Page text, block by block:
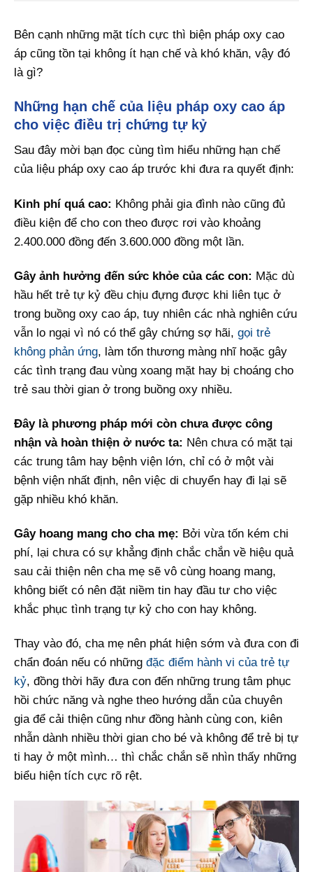
Bên cạnh những mặt tích cực thì biện pháp oxy cao
áp cũng tồn tại không ít hạn chế và khó khăn, vậy đó
là gì?
Những hạn chế của liệu pháp oxy cao áp
cho việc điều trị chứng tự kỷ
Sau đây mời bạn đọc cùng tìm hiểu những hạn chế
của liệu pháp oxy cao áp trước khi đưa ra quyết định:
Kinh phí quá cao: Không phải gia đình nào cũng đủ
điều kiện để cho con theo được rơi vào khoảng
2.400.000 đồng đến 3.600.000 đồng một lần.
Gây ảnh hưởng đến sức khỏe của các con: Mặc dù
hầu hết trẻ tự kỷ đều chịu đựng được khi liên tục ở
trong buồng oxy cao áp, tuy nhiên các nhà nghiên cứu
vẫn lo ngại vì nó có thể gây chứng sợ hãi, gọi trẻ
không phản ứng, làm tổn thương màng nhĩ hoặc gây
các tình trạng đau vùng xoang mặt hay bị choáng cho
trẻ sau thời gian ở trong buồng oxy nhiều.
Đây là phương pháp mới còn chưa được công
nhận và hoàn thiện ở nước ta: Nên chưa có mặt tại
các trung tâm hay bệnh viện lớn, chỉ có ở một vài
bệnh viện nhất định, nên việc di chuyển hay đi lại sẽ
gặp nhiều khó khăn.
Gây hoang mang cho cha mẹ: Bởi vừa tốn kém chi
phí, lại chưa có sự khẳng định chắc chắn về hiệu quả
sau cải thiện nên cha mẹ sẽ vô cùng hoang mang,
không biết có nên đặt niềm tin hay đầu tư cho việc
khắc phục tình trạng tự kỷ cho con hay không.
Thay vào đó, cha mẹ nên phát hiện sớm và đưa con đi
chẩn đoán nếu có những đặc điểm hành vi của trẻ tự
kỷ, đồng thời hãy đưa con đến những trung tâm phục
hồi chức năng và nghe theo hướng dẫn của chuyên
gia để cải thiện cũng như đồng hành cùng con, kiên
nhẫn dành nhiều thời gian cho bé và không để trẻ bị tự
ti hay ở một mình… thì chắc chắn sẽ nhìn thấy những
biểu hiện tích cực rõ rệt.